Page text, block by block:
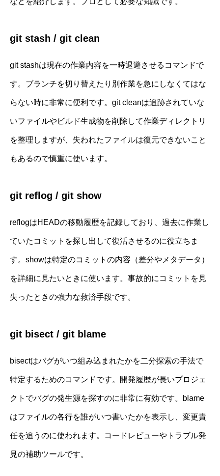
git stash / git clean
git stashは現在の作業内容を一時退避させるコマンドで
す。ブランチを切り替えたり別作業を急にしなくてはな
らない時に非常に便利です。git cleanは追跡されていな
いファイルやビルド生成物を削除して作業ディレクトリ
を整理しますが、失われたファイルは復元できないこと
もあるので慎重に使います。
git reflog / git show
reflogはHEADの移動履歴を記録しており、過去に作業し
ていたコミットを探し出して復活させるのに役立ちま
す。showは特定のコミットの内容（差分やメタデータ）
を詳細に見たいときに使います。事故的にコミットを見
失ったときの強力な救済手段です。
git bisect / git blame
bisectはバグがいつ組み込まれたかを二分探索の手法で
特定するためのコマンドです。開発履歴が長いプロジェ
クトでバグの発生源を探すのに非常に有効です。blame
はファイルの各行を誰がいつ書いたかを表示し、変更責
任を追うのに使われます。コードレビューやトラブル発
見の補助ツールです。